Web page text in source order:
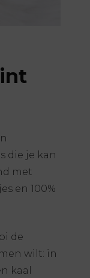
die je kan
met
en 100%
de
wilt: in
kaal